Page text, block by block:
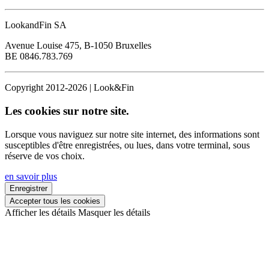
LookandFin SA
Avenue Louise 475, B-1050 Bruxelles
BE 0846.783.769
Copyright 2012-2026 | Look&Fin
Les cookies sur notre site.
Lorsque vous naviguez sur notre site internet, des informations sont
susceptibles d'être enregistrées, ou lues, dans votre terminal, sous
réserve de vos choix.
en savoir plus
Enregistrer
Accepter tous les cookies
Afficher les détails Masquer les détails